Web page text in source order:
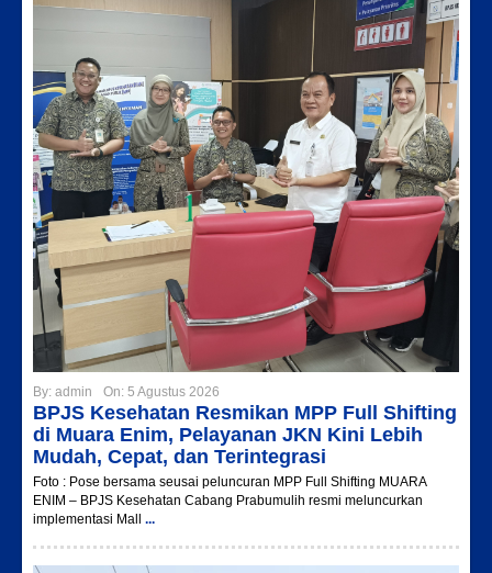
By: admin On: 5 Agustus 2026
BPJS Kesehatan Resmikan MPP Full Shifting
di Muara Enim, Pelayanan JKN Kini Lebih
Mudah, Cepat, dan Terintegrasi
Foto : Pose bersama seusai peluncuran MPP Full Shifting MUARA
ENIM – BPJS Kesehatan Cabang Prabumulih resmi meluncurkan
implementasi Mall ...